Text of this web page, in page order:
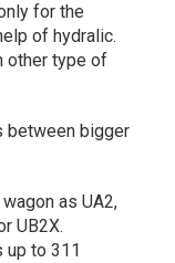
for the
of hydralic.
other type of
between bigger
as UA2,
UB2X.
up to 311